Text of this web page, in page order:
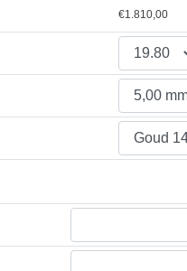
€1.810,00